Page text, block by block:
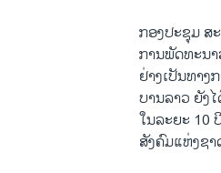
ກອງປະຊຸມ ສ
ການພັດທະນ
ຢ່າງເປັນທາ
ບານລາວ ຍັງ
ໃນລະຍະ 10
ສັງຄົມແຫ່ງຊ